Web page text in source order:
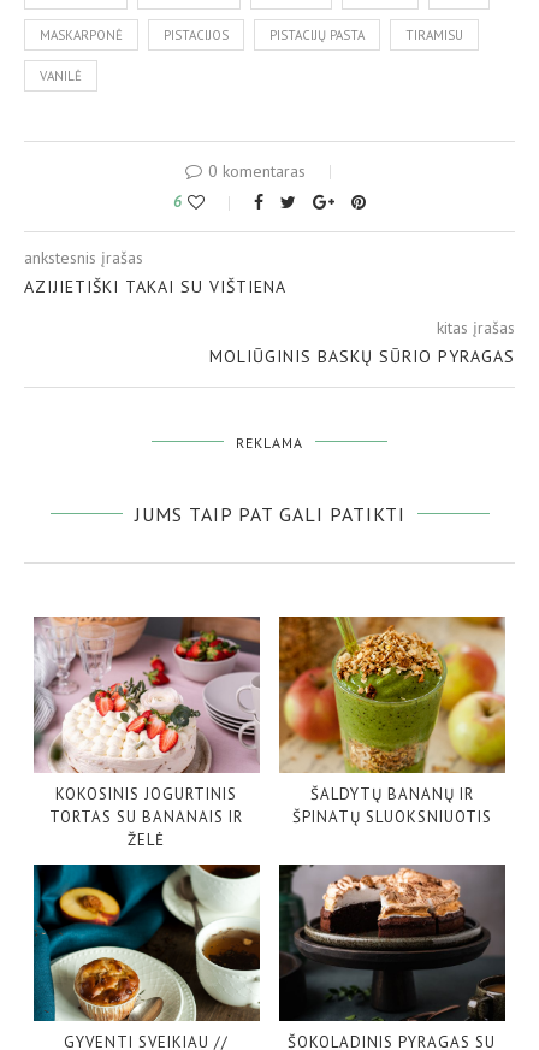
MASKARPONĖ PISTACIJOS PISTACIJŲ PASTA TIRAMISU
VANILĖ
0 komentaras
6
ankstesnis įrašas
AZIJIETIŠKI TAKAI SU VIŠTIENA
kitas įrašas
MOLIŪGINIS BASKŲ SŪRIO PYRAGAS
REKLAMA
JUMS TAIP PAT GALI PATIKTI
KOKOSINIS JOGURTINIS
TORTAS SU BANANAIS IR
ŽELĖ
ŠALDYTŲ BANANŲ IR
ŠPINATŲ SLUOKSNIUOTIS
GYVENTI SVEIKIAU //
ŠOKOLADINIS PYRAGAS SU